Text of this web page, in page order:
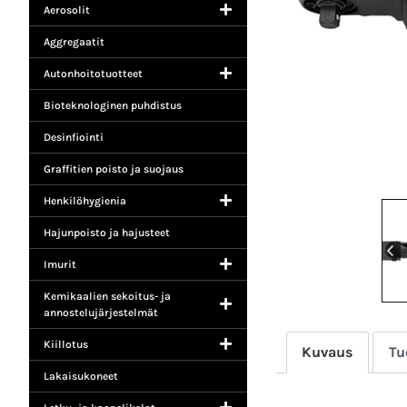
Aerosolit
Aggregaatit
Autonhoitotuotteet
Bioteknologinen puhdistus
Desinfiointi
Graffitien poisto ja suojaus
Henkilöhygienia
Hajunpoisto ja hajusteet
Imurit
Kemikaalien sekoitus- ja
annostelujärjestelmät
Kiillotus
Lakaisukoneet
Kuvaus